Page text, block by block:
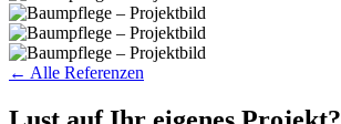
← Alle Referenzen